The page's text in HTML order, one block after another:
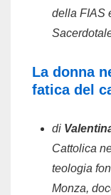
della FIAS
La donna
fatica del
di
Cattolica
teologia
Monza,